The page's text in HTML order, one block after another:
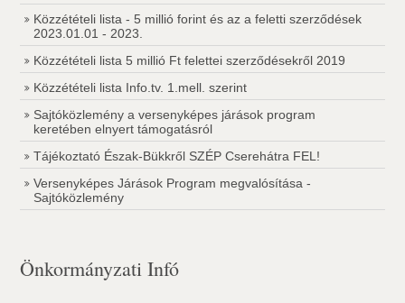
Közzétételi lista - 5 millió forint és az a feletti szerződések
2023.01.01 - 2023.
Közzétételi lista 5 millió Ft felettei szerződésekről 2019
Közzétételi lista Info.tv. 1.mell. szerint
Sajtóközlemény a versenyképes járások program
keretében elnyert támogatásról
Tájékoztató Észak-Bükkről SZÉP Cserehátra FEL!
Versenyképes Járások Program megvalósítása -
Sajtóközlemény
Önkormányzati Infó